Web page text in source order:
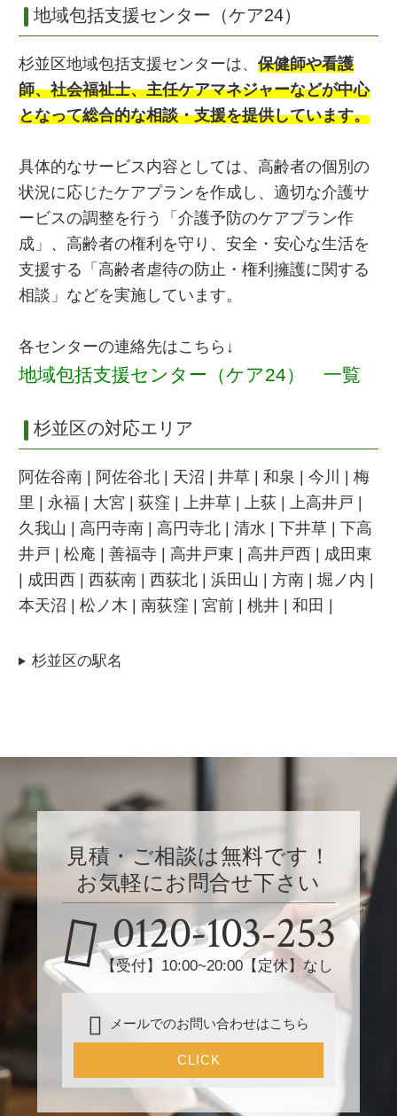
地域包括支援センター（ケア24）
杉並区地域包括支援センターは、 保健師や看護
師、社会福祉士、主任ケアマネジャーなどが中心
となって総合的な相談・支援を提供しています。
具体的なサービス内容としては、高齢者の個別の
状況に応じたケアプランを作成し、適切な介護サ
ービスの調整を行う「介護予防のケアプラン作
成」、高齢者の権利を守り、安全・安心な生活を
支援する「高齢者虐待の防止・権利擁護に関する
相談」などを実施しています。
各センターの連絡先はこちら↓
地域包括支援センター（ケア24） 一覧
杉並区の対応エリア
阿佐谷南 | 阿佐谷北 | 天沼 | 井草 | 和泉 | 今川 | 梅
里 | 永福 | 大宮 | 荻窪 | 上井草 | 上荻 | 上高井戸 |
久我山 | 高円寺南 | 高円寺北 | 清水 | 下井草 | 下高
井戸 | 松庵 | 善福寺 | 高井戸東 | 高井戸西 | 成田東
| 成田西 | 西荻南 | 西荻北 | 浜田山 | 方南 | 堀ノ内 |
本天沼 | 松ノ木 | 南荻窪 | 宮前 | 桃井 | 和田 |
杉並区の駅名
見積・ご相談は無料です！
お気軽にお問合せ下さい
0120-103-253
【受付】10:00~20:00【定休】なし
メールでのお問い合わせはこちら
CLICK